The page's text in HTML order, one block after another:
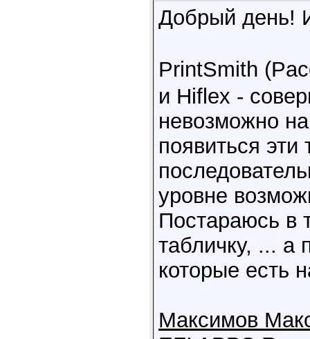
Добрый день!
PrintSmith
и Hiflex -
невозможно
появиться
уровне
Постараюсь в
табличку, ... а
которые есть
Максимов